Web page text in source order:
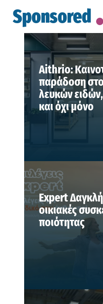
Sponsored
Aithrio:
παράδοση
λευκών
και όχι μόνο
Expert
οικιακές
ποιότητας